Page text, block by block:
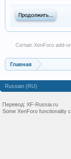
Продолжить...
Certain XenForo add-
Главная
Russian (RU)
Перевод: XF-Russia.ru
Some XenForo functionality